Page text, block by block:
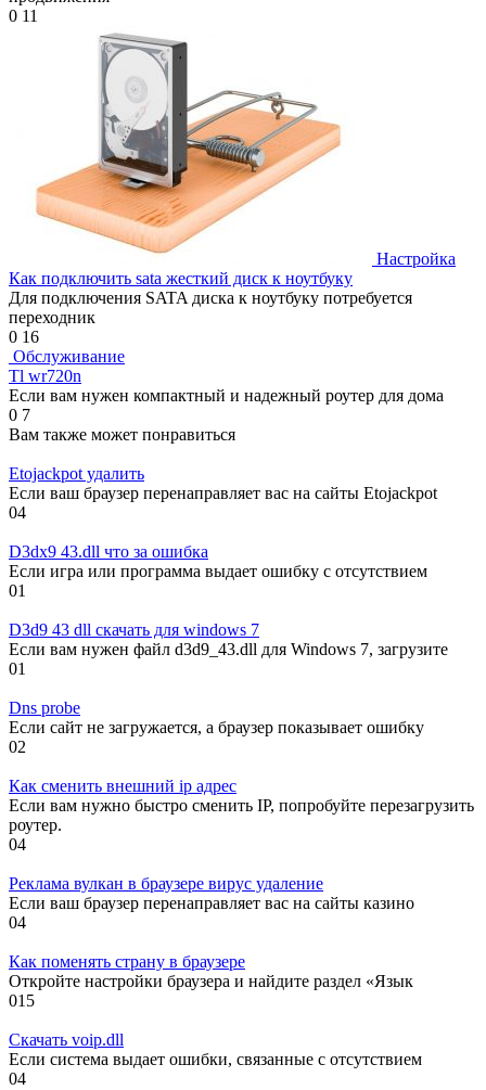
0 11
Настройка
Как подключить sata жесткий диск к ноутбуку
Для подключения SATA диска к ноутбуку потребуется
переходник
0 16
Обслуживание
Tl wr720n
Если вам нужен компактный и надежный роутер для дома
0 7
Вам также может понравиться
Etojackpot удалить
Если ваш браузер перенаправляет вас на сайты Etojackpot
04
D3dx9 43.dll что за ошибка
Если игра или программа выдает ошибку с отсутствием
01
D3d9 43 dll скачать для windows 7
Если вам нужен файл d3d9_43.dll для Windows 7, загрузите
01
Dns probe
Если сайт не загружается, а браузер показывает ошибку
02
Как сменить внешний ip адрес
Если вам нужно быстро сменить IP, попробуйте перезагрузить
роутер.
04
Реклама вулкан в браузере вирус удаление
Если ваш браузер перенаправляет вас на сайты казино
04
Как поменять страну в браузере
Откройте настройки браузера и найдите раздел «Язык
015
Скачать voip.dll
Если система выдает ошибки, связанные с отсутствием
04